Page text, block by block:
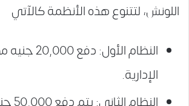
اللونش، لتتنوع هذه الأنظمة كالآتي
النظام
الإدارية.